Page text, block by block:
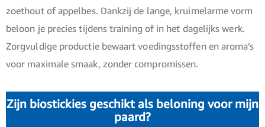
zoethout of appelbes. Dankzij de lange, kruimelarme vorm
beloon je precies tijdens training of in het dagelijks werk.
Zorgvuldige productie bewaart voedingsstoffen en aroma’s
voor maximale smaak, zonder compromissen.
Zijn biostickies geschikt als beloning voor mijn
paard?